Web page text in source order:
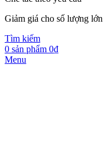
Giảm giá cho số lượng lớn
Tìm kiếm
0 sản phẩm 0₫
Menu